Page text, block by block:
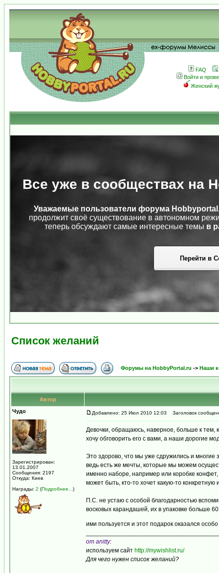
FAQ
Войти и
Женский
Все уже в сообществах на
Уважаемые пользователи форума
продолжит своё существование в автономном
теперь обсуждают самые интересные темы в
Перейти в
Список желаний
Форумы на HobbyPortal.ru -> Наши
Автор
Чудо
Зарегистрирован:
13.01.2007
Сообщения: 2197
Откуда: Киев
Награды: 2 (Подробнее... )
Добавлено: 25 Июл 2010 12:03 Заголовок
Девочки, обращаюсь, наверное, больше к тем,
хочу обговорить его с вами, а наши дорогие
Это здорово, что мы уже сдружились и многие
ведь есть же мечты, которые мы можем
именно наборе, например или коробке
может быть, кто-то хочет какую-то конкретную
П.С. не устаю с особой благодарностью
восковых карандашей, их в упаковке больше
ими пользуется и этот подарок оказался
от anitty:
используем сайт http://mywishlist.ru/
Для чего нужен список желаний?